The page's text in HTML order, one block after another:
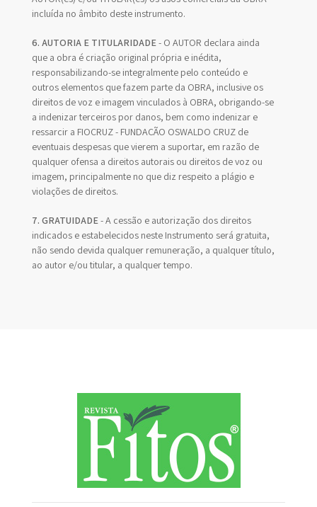
incluída no âmbito deste instrumento.
6. AUTORIA E TITULARIDADE- O AUTOR declara ainda
que a obra é criação original própria e inédita,
responsabilizando-se integralmente pelo conteúdo e
outros elementos que fazem parte da OBRA, inclusive os
direitos de voz e imagem vinculados à OBRA, obrigando-se
a indenizar terceiros por danos, bem como indenizar e
ressarcir a FIOCRUZ - FUNDAÇÃO OSWALDO CRUZ de
eventuais despesas que vierem a suportar, em razão de
qualquer ofensa a direitos autorais ou direitos de voz ou
imagem, principalmente no que diz respeito a plágio e
violações de direitos.
7. GRATUIDADE- A cessão e autorização dos direitos
indicados e estabelecidos neste Instrumento será gratuita,
não sendo devida qualquer remuneração, a qualquer título,
ao autor e/ou titular, a qualquer tempo.